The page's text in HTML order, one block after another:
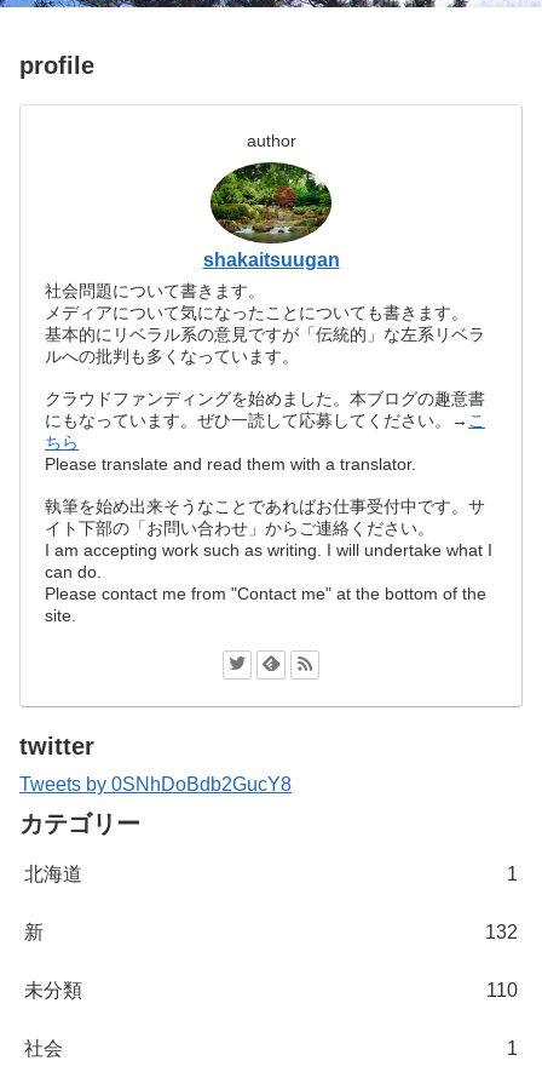
profile
author
shakaitsuugan
社会問題について書きます。
メディアについて気になったことについても書きます。
基本的にリベラル系の意見ですが「伝統的」な左系リベラ
ルへの批判も多くなっています。
クラウドファンディングを始めました。本ブログの趣意書
にもなっています。ぜひ一読して応募してください。→ こ
ちら
Please translate and read them with a translator.
執筆を始め出来そうなことであればお仕事受付中です。サ
イト下部の「お問い合わせ」からご連絡ください。
I am accepting work such as writing. I will undertake what I
can do.
Please contact me from "Contact me" at the bottom of the
site.
twitter
Tweets by 0SNhDoBdb2GucY8
カテゴリー
北海道 1
新 132
未分類 110
社会 1